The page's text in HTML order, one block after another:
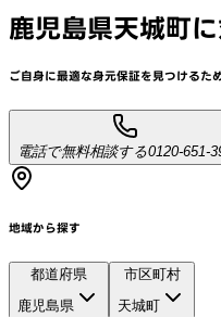
鹿児島県天城町
ご自身に最適な身元保証を見つけるため
電話で無料相談する0120-651-
地域から探す
都道府県
鹿児島県
市区町村
天城町